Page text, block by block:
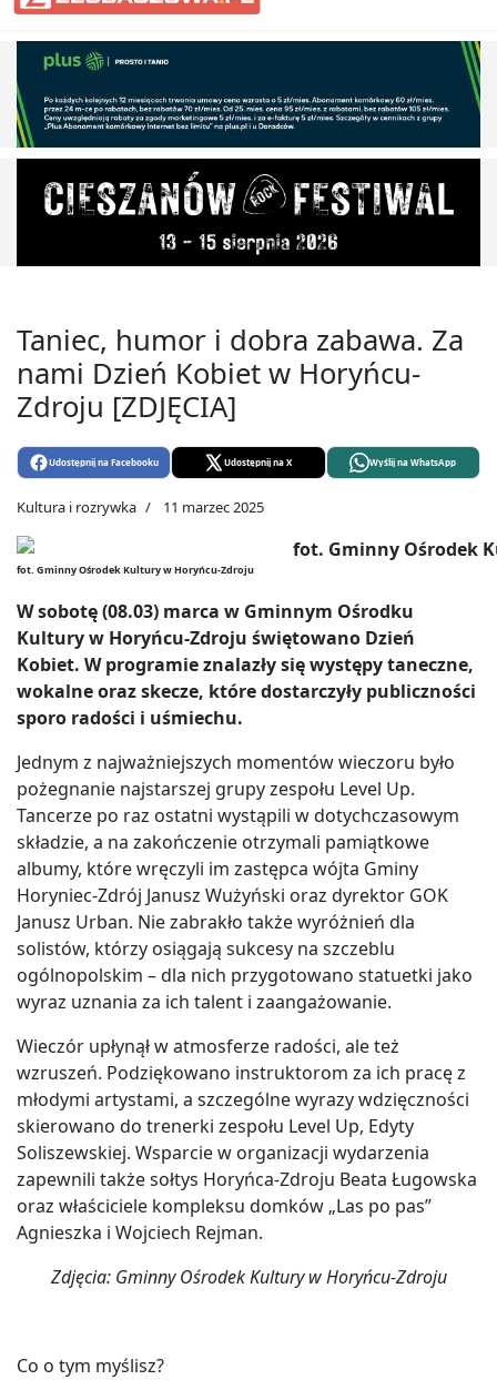
Taniec, humor i dobra zabawa. Za
nami Dzień Kobiet w Horyńcu-
Zdroju [ZDJĘCIA]
Udostępnij na Facebooku Udostępnij na X Wyślij na WhatsApp
Kultura i rozrywka 11 marzec 2025
fot. Gminny Ośrodek Kultury w Horyńcu-Zdroju
W sobotę (08.03) marca w Gminnym Ośrodku
Kultury w Horyńcu-Zdroju świętowano Dzień
Kobiet. W programie znalazły się występy taneczne,
wokalne oraz skecze, które dostarczyły publiczności
sporo radości i uśmiechu.
Jednym z najważniejszych momentów wieczoru było
pożegnanie najstarszej grupy zespołu Level Up.
Tancerze po raz ostatni wystąpili w dotychczasowym
składzie, a na zakończenie otrzymali pamiątkowe
albumy, które wręczyli im zastępca wójta Gminy
Horyniec-Zdrój Janusz Wużyński oraz dyrektor GOK
Janusz Urban. Nie zabrakło także wyróżnień dla
solistów, którzy osiągają sukcesy na szczeblu
ogólnopolskim – dla nich przygotowano statuetki jako
wyraz uznania za ich talent i zaangażowanie.
Wieczór upłynął w atmosferze radości, ale też
wzruszeń. Podziękowano instruktorom za ich pracę z
młodymi artystami, a szczególne wyrazy wdzięczności
skierowano do trenerki zespołu Level Up, Edyty
Soliszewskiej. Wsparcie w organizacji wydarzenia
zapewnili także sołtys Horyńca-Zdroju Beata Ługowska
oraz właściciele kompleksu domków „Las po pas”
Agnieszka i Wojciech Rejman.
Zdjęcia: Gminny Ośrodek Kultury w Horyńcu-Zdroju
Co o tym myślisz?